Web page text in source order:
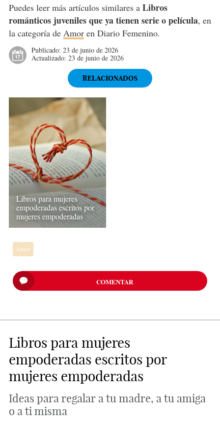
Puedes leer más artículos similares a Libros
románticos juveniles que ya tienen serie o película, en
la categoría de Amoren Diario Femenino.
Publicado: 23 de junio de 2026
Actualizado: 23 de junio de 2026
RELACIONADOS
Libros para mujeres
empoderadas escritos por
mujeres empoderadas
Amor
COMENTAR
Libros para mujeres
empoderadas escritos por
mujeres empoderadas
Ideas para regalar a tu madre, a tu amiga
o a ti misma